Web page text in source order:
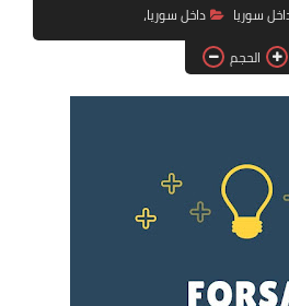
فرص عمل في العراق
فرص عمل في اليمن
دورات تدريبية
سوريا
داخل سوريا،
الحجم